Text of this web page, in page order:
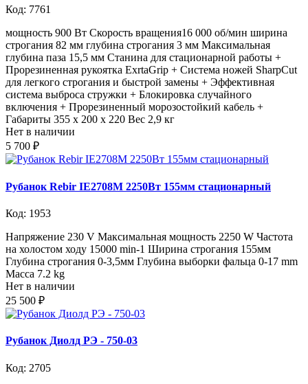
Код: 7761
мощность 900 Вт Скорость вращения16 000 об/мин ширина
строгания 82 мм глубина строгания 3 мм Максимальная
глубина паза 15,5 мм Станина для стационарной работы +
Прорезиненная рукоятка ExrtaGrip + Система ножей SharpCut
для легкого строгания и быстрой замены + Эффективная
система выброса стружки + Блокировка случайного
включения + Прорезиненный морозостойкий кабель +
Габариты 355 x 200 x 220 Вес 2,9 кг
Нет в наличии
5 700 ₽
Рубанок Rebir IE2708M 2250Вт 155мм стационарный
Код: 1953
Напряжение 230 V Максимальная мощность 2250 W Частота
на холостом ходу 15000 min-1 Ширина строгания 155мм
Глубина строгания 0-3,5мм Глубина выборки фальца 0-17 mm
Масса 7.2 kg
Нет в наличии
25 500 ₽
Рубанок Диолд РЭ - 750-03
Код: 2705